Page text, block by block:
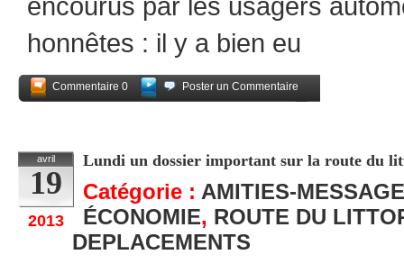
honnêtes : il y a bien eu
Commentaire 0
Poster un Commentaire
avril
19
2013
Lundi un dossier important sur la route du
Catégorie : AMITIES-
ÉCONOMIE, ROUTE DU
DEPLACEMENTS